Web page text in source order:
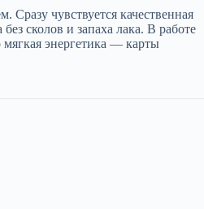
Сразу чувствуется качественная
сколов и запаха лака. В работе
энергетика — карты